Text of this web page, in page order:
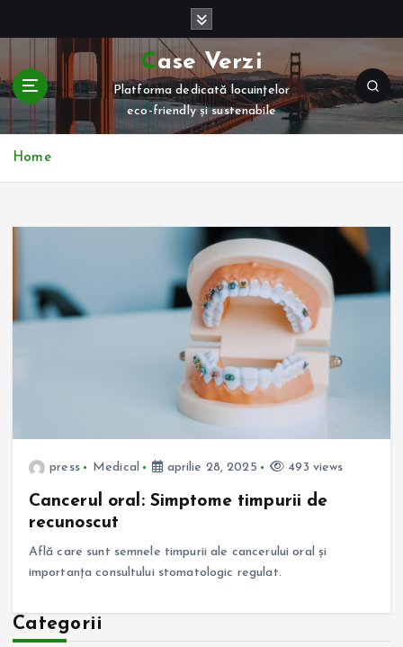
t
c
Case Verzi
Platforma dedicată locuințelor
eco-friendly și sustenabile
Home
press Medical aprilie 28, 2025 493 views
Cancerul oral: Simptome timpurii de
recunoscut
Află care sunt semnele timpurii ale cancerului oral și
importanța consultului stomatologic regulat.
Categorii